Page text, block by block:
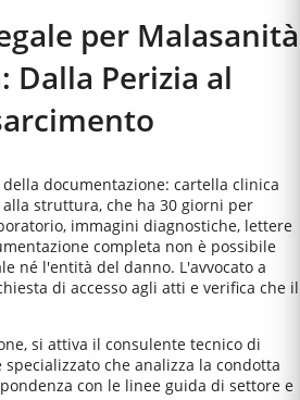
per Malasanità
Dalla Perizia al
documentazione: cartella clinica
struttura, che ha 30 giorni per
immagini diagnostiche, lettere
completa non è possibile
né l'entità del danno. L'avvocato a
di accesso agli atti e verifica che il
si attiva il consulente tecnico di
specializzato che analizza la condotta
con le linee guida di settore e